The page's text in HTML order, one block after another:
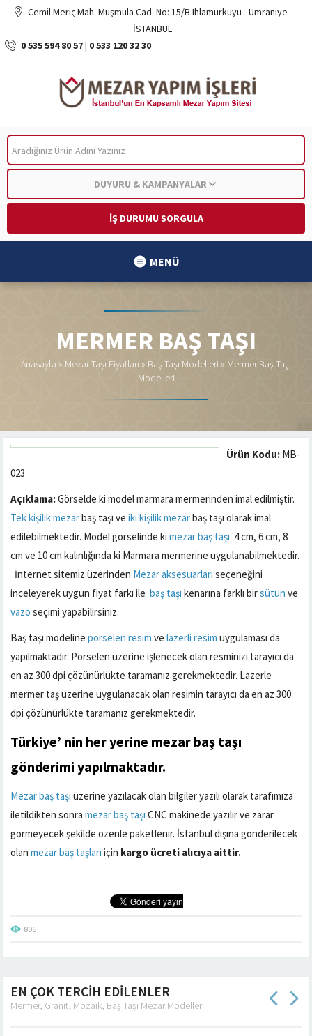
Cemil Meriç Mah. Muşmula Cad. No: 15/B Ihlamurkuyu - Ümraniye -
İSTANBUL
0 535 594 80 57| 0 533 120 32 30
DUYURU & KAMPANYALAR
İŞ DURUMU SORGULA
MENÜ
MERMER BAŞ TAŞI
Anasayfa » Mezar Taşı Fiyatları » Baş Taşı Modelleri » Mermer Baş Taşı
Modelleri
Ürün Kodu: MB-
023
Açıklama:Görselde ki model marmara mermerinden imal edilmiştir.
Tek kişilik mezarbaş taşı ve iki kişilik mezarbaş taşı olarak imal
edilebilmektedir. Model görselinde ki mezar baş taşı 4 cm, 6 cm, 8
cm ve 10 cm kalınlığında ki Marmara mermerine uygulanabilmektedir.
İnternet sitemiz üzerinden Mezar aksesuarları seçeneğini
inceleyerek uygun fiyat farkı ile baş taşı kenarına farklı birsütun ve
vazo seçimi yapabilirsiniz.
Baş taşı modeline porselen resim ve lazerli resim uygulaması da
yapılmaktadır. Porselen üzerine işlenecek olan resminizi tarayıcı da
en az 300 dpi çözünürlükte taramanız gerekmektedir. Lazerle
mermer taş üzerine uygulanacak olan resimin tarayıcı da en az 300
dpi çözünürlükte taramanız gerekmektedir.
Türkiye’ nin her yerine mezar baş taşı
gönderimi yapılmaktadır.
Mezar baş taşı üzerine yazılacak olan bilgiler yazılı olarak tarafımıza
iletildikten sonra mezar baş taşı CNC makinede yazılır ve zarar
görmeyecek şekilde özenle paketlenir. İstanbul dışına gönderilecek
olan mezar baş taşları için kargo ücreti alıcıya aittir.
806
EN ÇOK TERCİH EDİLENLER
Mermer, Granit, Mozaik, Baş Taşı Mezar Modelleri